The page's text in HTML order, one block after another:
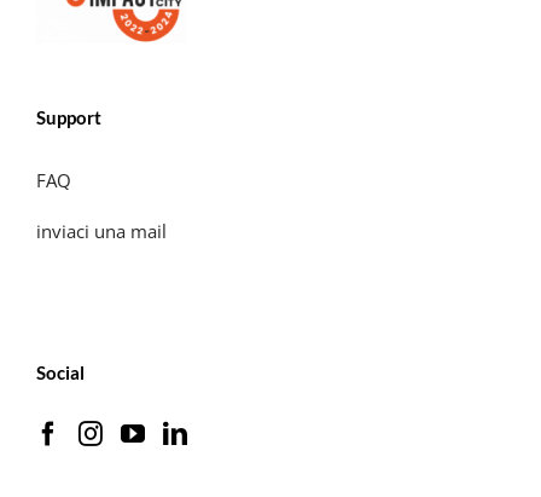
Support
FAQ
inviaci una mail
Social